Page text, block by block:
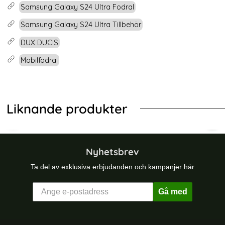
Samsung Galaxy S24 Ultra Fodral
Samsung Galaxy S24 Ultra Tillbehör
DUX DUCIS
Mobilfodral
Liknande produkter
Galaxy S23 Ultra 2in1 Magnet Fodral Roséguld
Samsung Galaxy S24 Ultra Fodral
Nyhetsbrev
Ta del av exklusiva erbjudanden och kampanjer här
Gå med